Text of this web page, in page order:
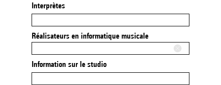
Interprètes
Réalisateurs en informatique musicale
Information sur le studio